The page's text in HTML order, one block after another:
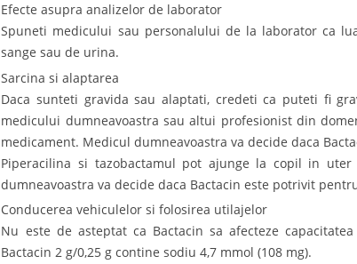
Efecte asupra analizelor de laborator
Spuneti medicului sau personalului de la laborator ca
sange sau de urina.
Sarcina si alaptarea
Daca sunteti gravida sau alaptati, credeti ca puteti fi
medicului dumneavoastra sau altui profesionist din
medicament. Medicul dumneavoastra va decide daca
Piperacilina si tazobactamul pot ajunge la copil in
dumneavoastra va decide daca Bactacin este potrivit
Conducerea vehiculelor si folosirea utilajelor
Nu este de asteptat ca Bactacin sa afecteze
Bactacin 2 g/0,25 g contine sodiu 4,7 mmol (108 mg).